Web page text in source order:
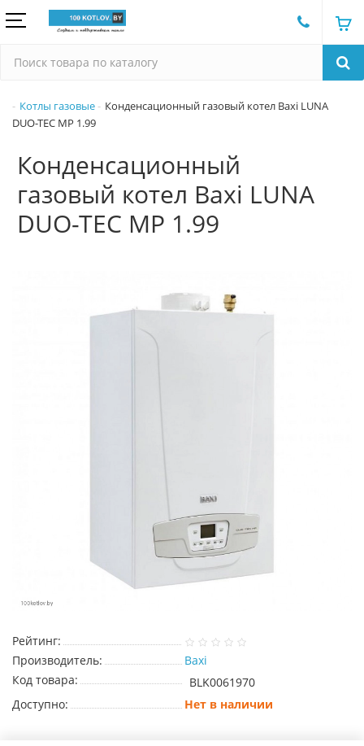
Котлы газовые
Конденсационный газовый котел Baxi LUNA
DUO-TEC MP 1.99
Конденсационный
газовый котел Baxi LUNA
DUO-TEC MP 1.99
Рейтинг:
Производитель:
Baxi
Код товара:
BLK0061970
Доступно:
Нет в наличии